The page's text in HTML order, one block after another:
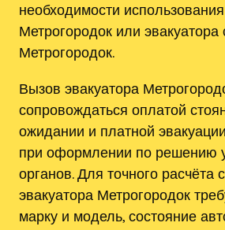
необходимости
Метрогородок или эвакуатора
Метрогородок.
Вызов эвакуатора
сопровождаться оплатой
ожидании и платной
при оформлении по решению
органов. Для точного расчёта
эвакуатора Метрогородок
марку и модель, состояние